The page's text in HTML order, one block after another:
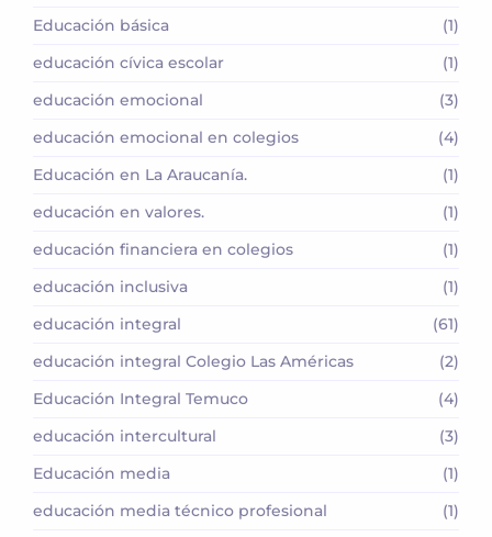
Educación básica
(1)
educación cívica escolar
(1)
educación emocional
(3)
educación emocional en colegios
(4)
Educación en La Araucanía.
(1)
educación en valores.
(1)
educación financiera en colegios
(1)
educación inclusiva
(1)
educación integral
(61)
educación integral Colegio Las Américas
(2)
Educación Integral Temuco
(4)
educación intercultural
(3)
Educación media
(1)
educación media técnico profesional
(1)